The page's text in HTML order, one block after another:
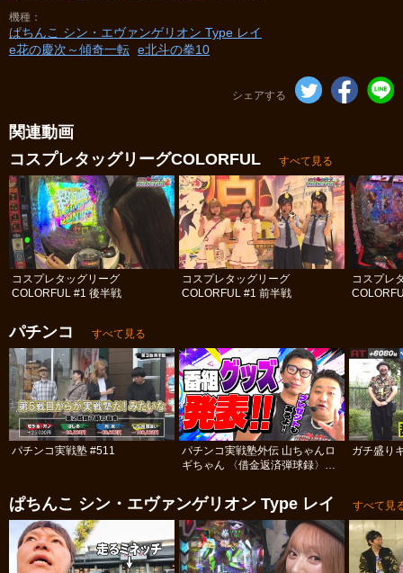
機種
ぱちんこ シン・エヴァンゲリオン Type レイ
e花の慶次～傾奇一転 e北斗の拳10
シェアする
関連動画
コスプレタッグリーグCOLORFUL
すべて見る
コスプレタッグリーグ
COLORFUL #1 後半戦
コスプレタッグリーグ
COLORFUL #1 前半戦
コスプレ
パチンコ すべて見る
パチンコ実戦塾 #511
パチンコ実戦塾外伝 山ちゃんロ
ギちゃん 〈借金返済弾球録〉
ガチ盛り
ぱちんこ シン・エヴァンゲリオン Type レイ すべて見